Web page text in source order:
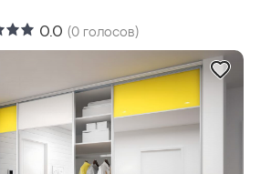
0.0 (0 голосов)